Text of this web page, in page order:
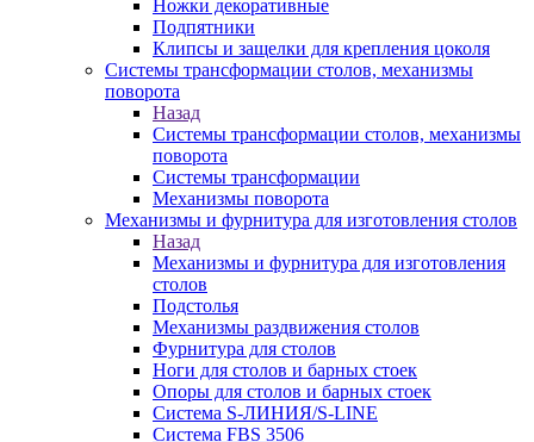
Ножки декоративные
Подпятники
Клипсы и защелки для крепления цоколя
Системы трансформации столов, механизмы
поворота
Назад
Системы трансформации столов, механизмы
поворота
Системы трансформации
Механизмы поворота
Механизмы и фурнитура для изготовления столов
Назад
Механизмы и фурнитура для изготовления
столов
Подстолья
Механизмы раздвижения столов
Фурнитура для столов
Ноги для столов и барных стоек
Опоры для столов и барных стоек
Система S-ЛИНИЯ/S-LINE
Система FBS 3506